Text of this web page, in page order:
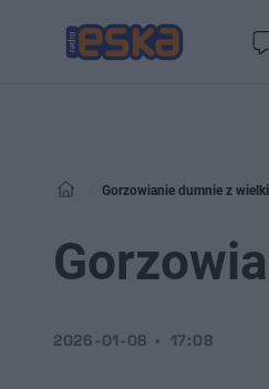
Gorzowianie dumnie z
2026-01-08 17:08